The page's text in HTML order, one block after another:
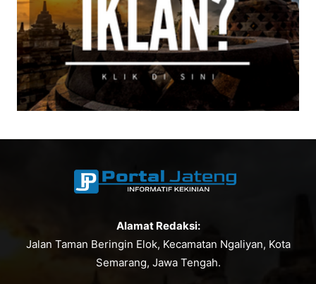
Alamat Redaksi:
Jalan Taman Beringin Elok, Kecamatan Ngaliyan, Kota
Semarang, Jawa Tengah.